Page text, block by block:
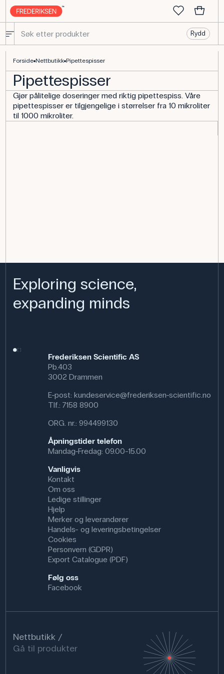
Rydd
Forside Nettbutikk Pipettespisser
Pipettespisser
Gjør pålitelige doseringer med riktig pipettespiss. Våre
pipettespisser er tilgjengelige i størrelser fra 10 mikroliter
til 1000 mikroliter.
Exploring science,
expanding minds
Frederiksen Scientific AS
Pb.403
3002 Drammen
E-post: kundeservice@frederiksen-scientific.no
Tlf.: 7158 8900
ORG. nr.: 994499130
Åpningstider telefon
Mandag-Fredag: 09.00-15.00
Vanligvis
Kontakt
Om oss
Ledige stillinger
Hjelp
Merker og leverandører
Handels- og leveringsbetingelser
Cookies
Personvern (GDPR)
Export Catalogue (PDF)
Følg oss
Facebook
Nettbutikk
Gå til produkter